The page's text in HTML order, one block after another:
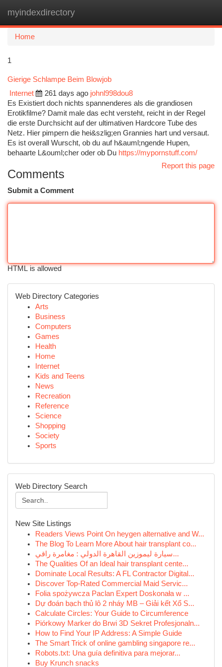
myindexdirectory
Home
1
Gierige Schlampe Beim Blowjob
Internet
261 days ago johnl998dou8
Es Existiert doch nichts spannenderes als die grandiosen
Erotikfilme? Damit male das echt versteht, reicht in der Regel
die erste Durchsicht auf der ultimativen Hardcore Tube des
Netz. Hier pimpern die hei&szlig;en Grannies hart und versaut.
Es ist overall Wurscht, ob du auf h&auml;ngende Hupen,
behaarte L&ouml;cher oder ob Du https://mypornstuff.com/
Report this page
Comments
Submit a Comment
HTML is allowed
Web Directory Categories
Arts
Business
Computers
Games
Health
Home
Internet
Kids and Teens
News
Recreation
Reference
Science
Shopping
Society
Sports
Web Directory Search
New Site Listings
Readers Views Point On heygen alternative and W...
The Blog To Learn More About hair transplant co...
سيارة ليموزين القاهرة الدولي : مغامرة راقي...
The Qualities Of an Ideal hair transplant cente...
Dominate Local Results: A FL Contractor Digital...
Discover Top-Rated Commercial Maid Servic...
Folia spożywcza Paclan Expert Doskonała w ...
Dự đoán bạch thủ lô 2 nháy MB – Giải kết Xổ S...
Calculate Circles: Your Guide to Circumference
Piórkowy Marker do Brwi 3D Sekret Profesjonaln...
How to Find Your IP Address: A Simple Guide
The Smart Trick of online gambling singapore re...
Robots.txt: Una guía definitiva para mejorar...
Buy Krunch snacks